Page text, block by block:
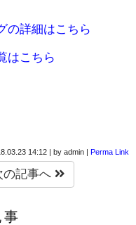
の詳細はこちら
はこちら
14:12 | by admin | Perma Link
の記事へ